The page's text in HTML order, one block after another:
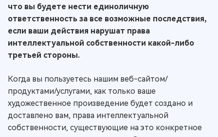
что вы будете нести единоличную
ответственность за все возможные последствия,
если ваши действия нарушат права
интеллектуальной собственности какой-либо
третьей стороны.
Когда вы пользуетесь нашим веб-сайтом/
продуктами/услугами, как только ваше
художественное произведение будет создано и
доставлено вам, права интеллектуальной
собственности, существующие на это конкретное